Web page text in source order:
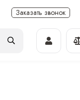
Заказать звонок